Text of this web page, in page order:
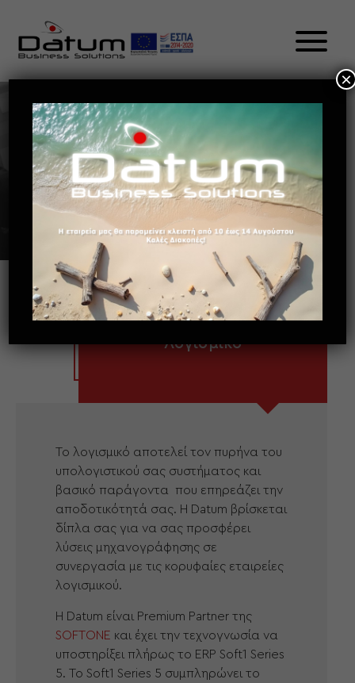
Οι υπηρεσίες μας /
Όποια και αν είναιη ανάγκη σας
μπορούμε να την καλύψουμε μέσα από
ένα ευρύ φάσμα υπηρεσιών
1 Λογισμικό
Το λογισμικό αποτελεί τον πυρήνα του
υπολογιστικού σας συστήματος και
βασικό παράγοντα που επηρεάζει την
αποδοτικότητά σας. Η Datum βρίσκεται
δίπλα σας για να σας προσφέρει
λύσεις μηχανογράφησης σε
συνεργασία με τις κορυφαίες εταιρείες
λογισμικού.
H Datum είναι Premium Partner της
SOFTONE και έχει την τεχνογνωσία να
υποστηρίξει πλήρως το ERP Soft1 Series
5. Το Soft1 Series 5 συμπληρώνει το
×